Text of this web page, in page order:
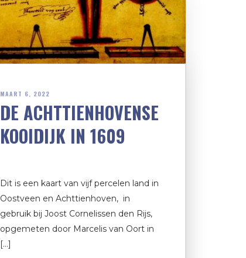
MAART 6, 2022
DE ACHTTIENHOVENSE
KOOIDIJK IN 1609
Dit is een kaart van vijf percelen land in
Oostveen en Achttienhoven, in
gebruik bij Joost Cornelissen den Rijs,
opgemeten door Marcelis van Oort in
[…]